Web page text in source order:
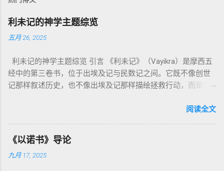
利未记的神学主题综览
五月 26, 2025
利未记的神学主题综览 引言 《利未记》（Vayikra）是摩西五
经中的第三卷书，位于出埃及记与民数记之间。它既不像创世
记那样叙述历史，也不像出埃及记那样描绘拯救行动，而是将
内容看似仪式化，《利未记》却揭示了 神的临在如何规范人类
为我耶和华你们的神是圣洁的。”（利未记19:2） 这节经文构成
整卷书的中心神学。希伯来文“קָדוֹשׁ”（kadosh）不仅意味着道
德上的圣洁，更意味着“分别出来”、“归属于神”。 《利未记》教
阅读全文
《以诺书》导论
九月 17, 2025